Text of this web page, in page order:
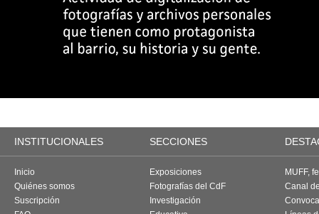
INSTITUCIONALES SECCIONES
Inicio
Quiénes somos
Suscripción
Exposiciones
Fotografías del CdF
Investigación
MUFF,
Canal